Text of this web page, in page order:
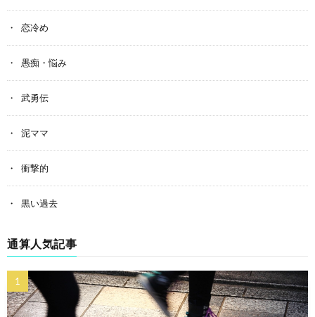
恋冷め
愚痴・悩み
武勇伝
泥ママ
衝撃的
黒い過去
通算人気記事